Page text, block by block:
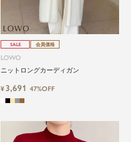
SALE 会員価格
LOWO
ニットロングカーディガン
¥ 3,691 47%OFF